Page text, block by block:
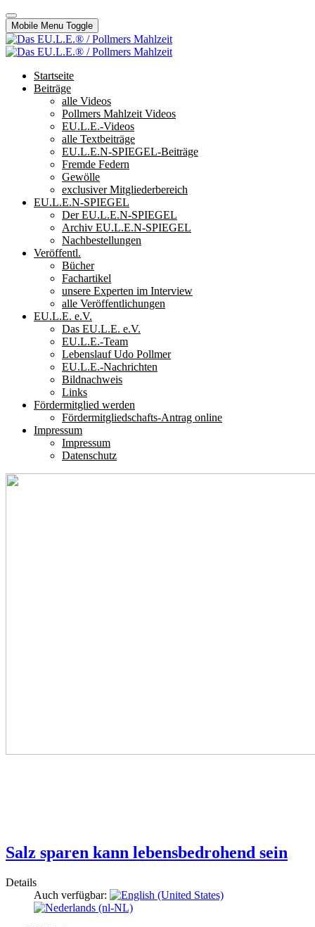
Mobile Menu Toggle
Startseite
Beiträge
alle Videos
Pollmers Mahlzeit Videos
EU.L.E.-Videos
alle Textbeiträge
EU.L.E.N-SPIEGEL-Beiträge
Fremde Federn
Gewölle
exclusiver Mitgliederbereich
EU.L.E.N-SPIEGEL
Der EU.L.E.N-SPIEGEL
Archiv EU.L.E.N-SPIEGEL
Nachbestellungen
Veröffentl.
Bücher
Fachartikel
unsere Experten im Interview
alle Veröffentlichungen
EU.L.E. e.V.
Das EU.L.E. e.V.
EU.L.E.-Team
Lebenslauf Udo Pollmer
EU.L.E.-Nachrichten
Bildnachweis
Links
Fördermitglied werden
Fördermitgliedschafts-Antrag online
Impressum
Impressum
Datenschutz
Salz sparen kann lebensbedrohend sein
Details
Auch verfügbar: